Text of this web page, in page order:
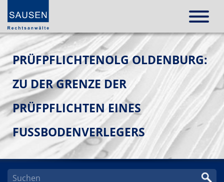
PRÜFPFLICHTENOLG OLDENBURG:
ZU DER GRENZE DER
PRÜFPFLICHTEN EINES
FUSSBODENVERLEGERS